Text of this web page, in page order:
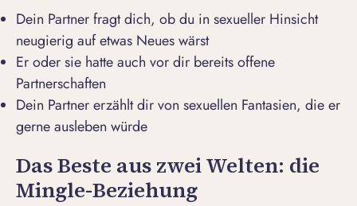
Dein Partner fragt dich, ob du in sexueller Hinsicht
neugierig auf etwas Neues wärst
Er oder sie hatte auch vor dir bereits offene
Partnerschaften
Dein Partner erzählt dir von sexuellen Fantasien, die er
gerne ausleben würde
Das Beste aus zwei Welten: die
Mingle-Beziehung